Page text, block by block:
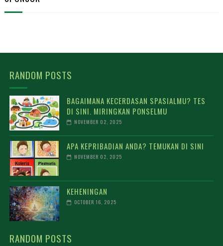
RANDOM POSTS
BAGAIMANA KECERDASAN SPASIALMU? TES
DI SINI. MIRINGKAN PONSELMU
NOVEMBER 02, 2025
APA KEPRIBADIAN ANDA? TEMUKAN DI SINI
NOVEMBER 02, 2025
KEHENINGAN
OCTOBER 16, 2025
RANDOM POSTS